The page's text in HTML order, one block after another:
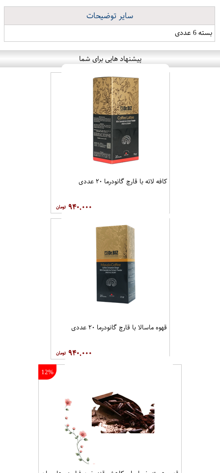
سایر توضیحات
بسته 6 عددی
پیشنهاد هایی برای شما
کافه لاته با قارچ گانودرما ۲۰ عددی
۹۴۰,۰۰۰
قهوه ماسالا با قارچ گانودرما ۲۰ عددی
۹۴۰,۰۰۰
12%